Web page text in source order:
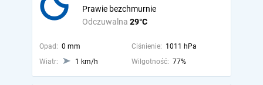
Odczuwalna 29°C
Prawie bezchmurnie
Opad: 0 mm Ciśnienie: 1011 hPa
Wiatr:
1 km/h Wilgotność: 77%